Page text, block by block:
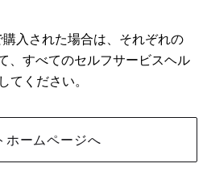
入された場合は、それぞれの
、すべてのセルフサービスヘル
てください。
ホームページへ